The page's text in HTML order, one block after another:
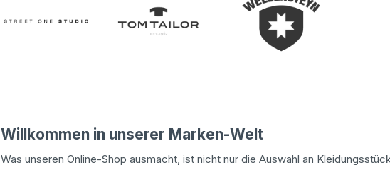
Willkommen in unserer Marken-Welt
Was unseren Online-Shop ausmacht, ist nicht nur die Auswahl an